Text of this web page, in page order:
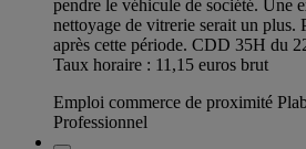
pendre le véhicule de société. Une
nettoyage de vitrerie serait un plus.
après cette période. CDD 35H du
Taux horaire : 11,15 euros brut
Emploi commerce de proximité
Professionnel